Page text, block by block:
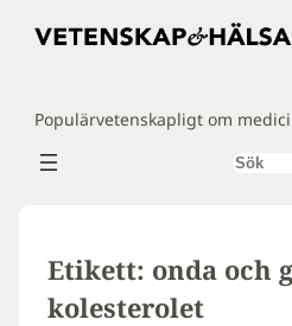
Hoppa
Populärvetenskapligt om
Sök
Etikett: onda och
kolesterolet